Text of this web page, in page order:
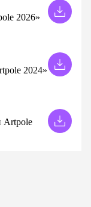
2026»
2024»
Artpole